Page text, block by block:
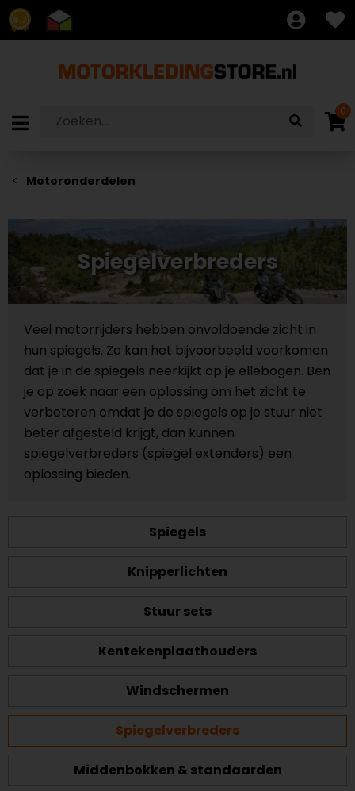
8.7
0
Motoronderdelen
Spiegelverbreders
Veel motorrijders hebben onvoldoende zicht in
hun spiegels. Zo kan het bijvoorbeeld voorkomen
dat je in de spiegels neerkijkt op je ellebogen. Ben
je op zoek naar een oplossing om het zicht te
verbeteren omdat je de spiegels op je stuur niet
beter afgesteld krijgt, dan kunnen
spiegelverbreders (spiegel extenders) een
oplossing bieden.
Spiegels
Knipperlichten
Stuur sets
Kentekenplaathouders
Windschermen
Spiegelverbreders
Middenbokken & standaarden